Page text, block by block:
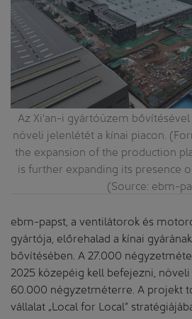
Az Xi'an-i gyártóüzem
növeli jelenlétét a kínai piacon.
the expansion of the production
is further expanding its presence
(Source: ebm-
ebm-papst, a ventilátorok és
gyártója, előrehalad a kínai
bővítésében. A 27.000
2025 közepéig kell befejezni,
60.000 négyzetméterre. A projekt
vállalat „Local for Local”